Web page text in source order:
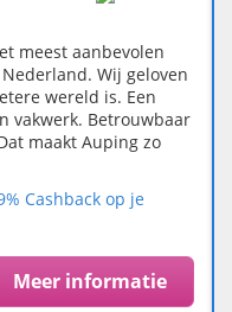
meest aanbevolen
Wij geloven
wereld is. Een
vakwerk. Betrouwbaar
maakt Auping zo
Cashback op je
Meer informatie